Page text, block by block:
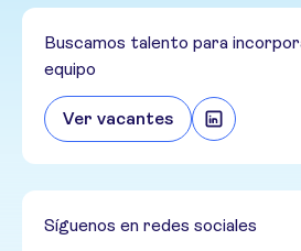
Buscamos talento para
equipo
Ver vacantes
Síguenos en redes sociales